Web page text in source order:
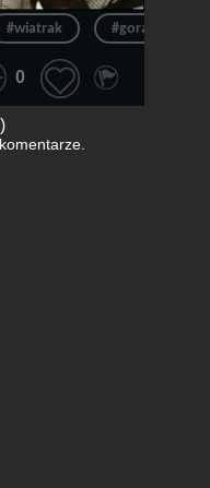
#wiatrak #gorąco
0